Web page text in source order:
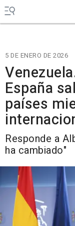
5 DE ENERO DE 2026
España
países
Responde a
ha cambiado"